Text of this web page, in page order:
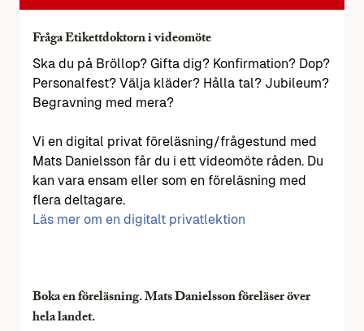
Fråga Etikettdoktorn i videomöte
Ska du på Bröllop? Gifta dig? Konfirmation? Dop?
Personalfest? Välja kläder? Hålla tal? Jubileum?
Begravning med mera?
Vi en digital privat föreläsning/frågestund med
Mats Danielsson får du i ett videomöte råden. Du
kan vara ensam eller som en föreläsning med
flera deltagare.
Läs mer om en digitalt privatlektion
Boka en föreläsning. Mats Danielsson föreläser över
hela landet.